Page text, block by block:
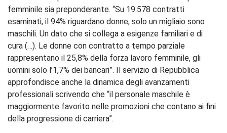
femminile sia preponderante. “Su 19.578 contratti
esaminati, il 94% riguardano donne, solo un migliaio sono
maschili. Un dato che si collega a esigenze familiari e di
cura (…). Le donne con contratto a tempo parziale
rappresentano il 25,8% della forza lavoro femminile, gli
uomini solo l’1,7% dei bancari”. Il servizio di Repubblica
approfondisce anche la dinamica degli avanzamenti
professionali scrivendo che “il personale maschile è
maggiormente favorito nelle promozioni che contano ai fini
della progressione di carriera”.